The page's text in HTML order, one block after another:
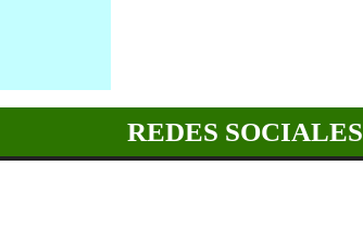
REDES SOCIALES